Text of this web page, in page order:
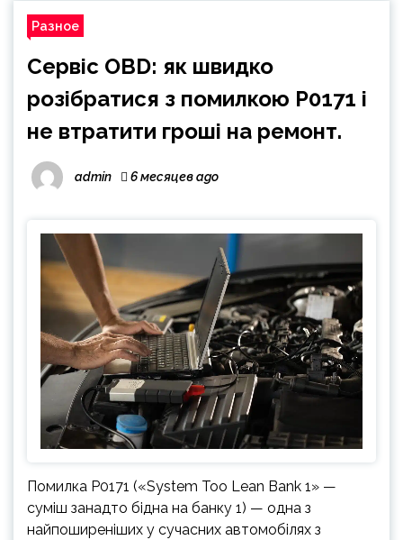
Разное
Сервіс OBD: як швидко
розібратися з помилкою P0171 і
не втратити гроші на ремонт.
admin 6 месяцев ago
Помилка P0171 («System Too Lean Bank 1» —
суміш занадто бідна на банку 1) — одна з
найпоширеніших у сучасних автомобілях з